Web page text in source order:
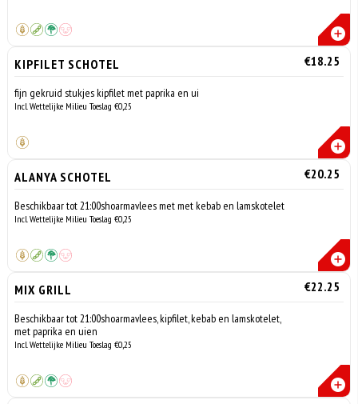
KIPFILET SCHOTEL €18.25
fijn gekruid stukjes kipfilet met paprika en ui
Incl. Wettelijke Milieu Toeslag €0,25
ALANYA SCHOTEL €20.25
Beschikbaar tot 21:00shoarmavlees met met kebab en lamskotelet
Incl. Wettelijke Milieu Toeslag €0,25
MIX GRILL €22.25
Beschikbaar tot 21:00shoarmavlees, kipfilet, kebab en lamskotelet,
met paprika en uien
Incl. Wettelijke Milieu Toeslag €0,25